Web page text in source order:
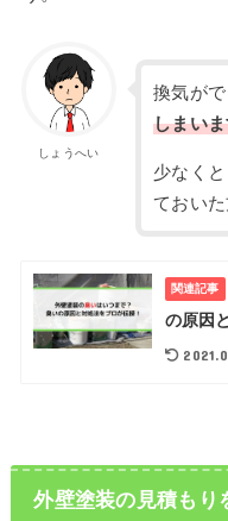
しょうへい
換気が
しまい
少なく
ておいた
関連記事
の原因
外壁塗装の見積もり